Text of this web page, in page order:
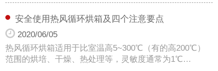
安全使用热风循环烘箱及四个注意要点
2020/06/05
热风循环烘箱适用于比室温高5~300℃（有的高200℃）
范围的烘培、干燥、热处理等，灵敏度通常为1℃…